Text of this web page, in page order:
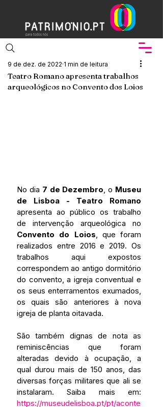
Teatro Romano apresenta trabalhos
arqueológicos no Convento dos Loios
9 de dez. de 2022 1 min de leitura
No dia 7 de Dezembro , o Museu
de Lisboa - Teatro Romano
apresenta ao público os trabalho
Convento do Loios , que foram
realizados entre 2016 e 2019. Os
trabalhos aqui expostos
correspondem ao antigo dormitório
do convento, a igreja conventual e
os seus enterramentos exumados,
os quais são anteriores à nova
igreja de planta oitavada.
São também dignas de nota as
reminiscências que foram
alteradas devido à ocupação, a
qual durou mais de 150 anos, das
diversas forças militares que ali se
https://museudelisboa.pt/pt/aconte